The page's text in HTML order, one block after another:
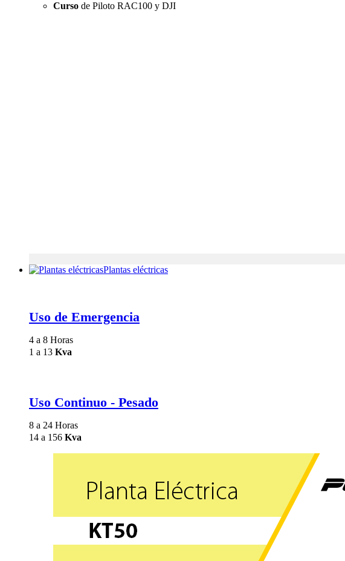
Curso de Piloto RAC100 y DJI
Plantas eléctricas
Uso de Emergencia
4 a 8 Horas
1 a 13 Kva
Uso Continuo - Pesado
8 a 24 Horas
14 a 156 Kva